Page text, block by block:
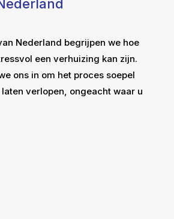
Nederland begrijpen we hoe
een verhuizing kan zijn.
ons in om het proces soepel
verlopen, ongeacht waar u